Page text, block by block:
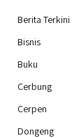
Berita Terkini
Bisnis
Buku
Cerbung
Cerpen
Dongeng